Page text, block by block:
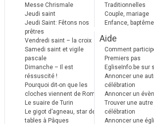
Messe Chrismale
Jeudi saint
Jeudi Saint: Fêtons nos
prêtres
Vendredi saint – la croix
Samedi saint et vigile
pascale
Dimanche – Il est
réssuscité !
Pourquoi dit-on que les
cloches viennent de Rome ?
Le suaire de Turin
Le gigot d’agneau, star des
tables à Pâques
Traditionnelles
Couple, mariage
Enfance, baptême
Aide
Comment
Premiers pas
EgliseInfo.be sur
Annoncer une
célébration
Annoncer un
Trouver une autre
célébration
Annoncer une